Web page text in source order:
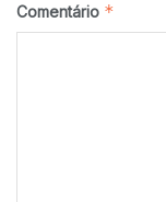
Comentário *